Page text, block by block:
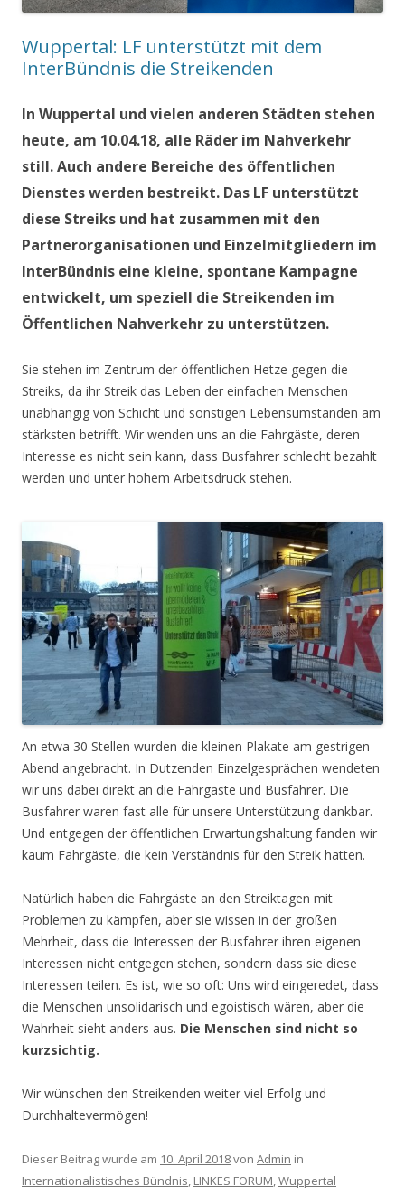
Wuppertal: LF unterstützt mit dem
InterBündnis die Streikenden
In Wuppertal und vielen anderen Städten stehen
heute, am 10.04.18, alle Räder im Nahverkehr
still. Auch andere Bereiche des öffentlichen
Dienstes werden bestreikt. Das LF unterstützt
diese Streiks und hat zusammen mit den
Partnerorganisationen und Einzelmitgliedern im
InterBündnis eine kleine, spontane Kampagne
entwickelt, um speziell die Streikenden im
Öffentlichen Nahverkehr zu unterstützen.
Sie stehen im Zentrum der öffentlichen Hetze gegen die
Streiks, da ihr Streik das Leben der einfachen Menschen
unabhängig von Schicht und sonstigen Lebensumständen am
stärksten betrifft. Wir wenden uns an die Fahrgäste, deren
Interesse es nicht sein kann, dass Busfahrer schlecht bezahlt
werden und unter hohem Arbeitsdruck stehen.
An etwa 30 Stellen wurden die kleinen Plakate am gestrigen
Abend angebracht. In Dutzenden Einzelgesprächen wendeten
wir uns dabei direkt an die Fahrgäste und Busfahrer. Die
Busfahrer waren fast alle für unsere Unterstützung dankbar.
Und entgegen der öffentlichen Erwartungshaltung fanden wir
kaum Fahrgäste, die kein Verständnis für den Streik hatten.
Natürlich haben die Fahrgäste an den Streiktagen mit
Problemen zu kämpfen, aber sie wissen in der großen
Mehrheit, dass die Interessen der Busfahrer ihren eigenen
Interessen nicht entgegen stehen, sondern dass sie diese
Interessen teilen. Es ist, wie so oft: Uns wird eingeredet, dass
die Menschen unsolidarisch und egoistisch wären, aber die
Wahrheit sieht anders aus. Die Menschen sind nicht so
kurzsichtig.
Wir wünschen den Streikenden weiter viel Erfolg und
Durchhaltevermögen!
Dieser Beitrag wurde am 10. April 2018von Admin in
Internationalistisches Bündnis, LINKES FORUM,Wuppertal